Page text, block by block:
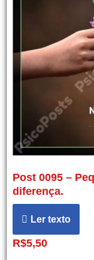
Post 0095 –
diferença.
Ler texto
R$5,50